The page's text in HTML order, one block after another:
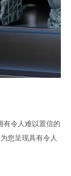
令人难以置信的
您呈现具有令人